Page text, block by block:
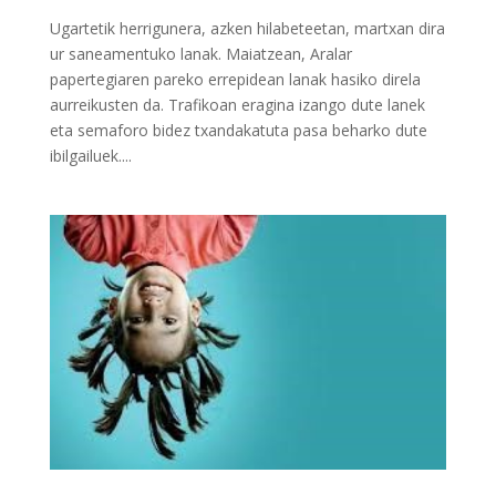
Ugartetik herrigunera, azken hilabeteetan, martxan dira
ur saneamentuko lanak. Maiatzean, Aralar
papertegiaren pareko errepidean lanak hasiko direla
aurreikusten da. Trafikoan eragina izango dute lanek
eta semaforo bidez txandakatuta pasa beharko dute
ibilgailuek....